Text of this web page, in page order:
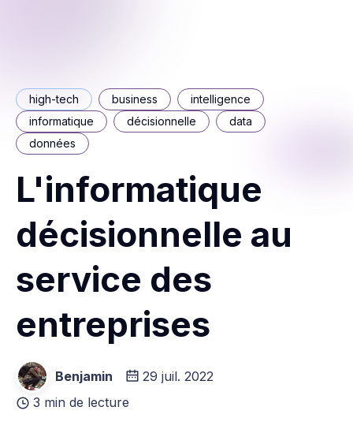
high-tech business
intelligence
informatique
décisionnelle
data
données
L'informatique
décisionnelle au
service des
entreprises
Benjamin
29 juil. 2022
3 min de lecture